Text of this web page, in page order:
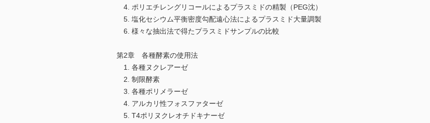
4. ポリエチレングリコールによるプラスミドの精製（PEG沈）
5. 塩化セシウム平衡密度勾配遠心法によるプラスミド大量調製
6. 様々な抽出法で得たプラスミドサンプルの比較
第2章 各種酵素の使用法
1. 各種ヌクレアーゼ
2. 制限酵素
3. 各種ポリメラーゼ
4. アルカリ性フォスファターゼ
5. T4ポリヌクレオチドキナーゼ